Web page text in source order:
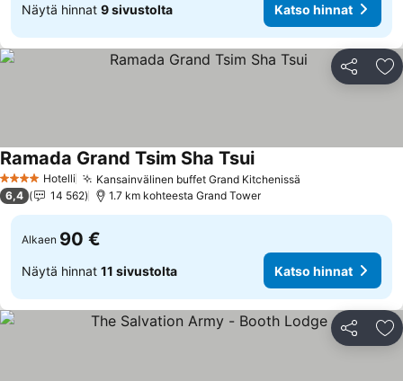
Näytä hinnat 9 sivustolta Katso hinnat
Jaa
4 Tähtiluokitus
Hotelli Kansainvälinen buffet Grand Kitchenissä
Ramada Grand Tsim Sha Tsui
6,4 14 562 1.7 km kohteesta Grand Tower
Alkaen 90 €
Näytä hinnat 11 sivustolta Katso hinnat
Jaa